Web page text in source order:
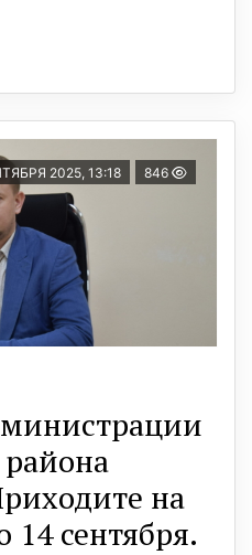
2025, 13:18 846
на
14 сентября.